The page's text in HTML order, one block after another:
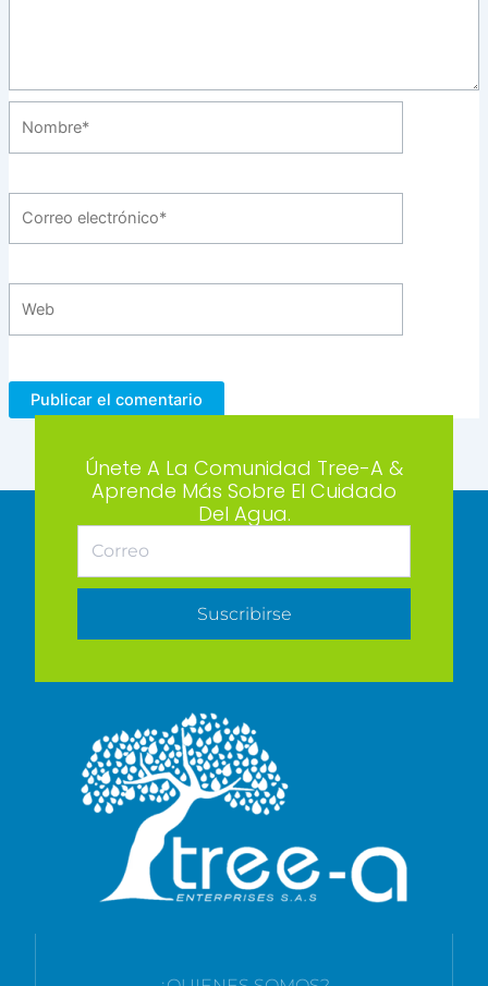
Únete A La Comunidad Tree-A &
Aprende Más Sobre El Cuidado
Del Agua.
Suscribirse